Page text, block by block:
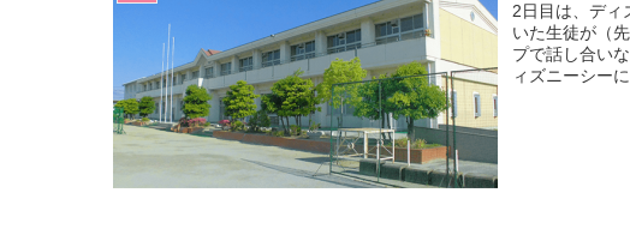
2日目は、ディ
いた生徒が（
プで話し合い
ィズニーシー